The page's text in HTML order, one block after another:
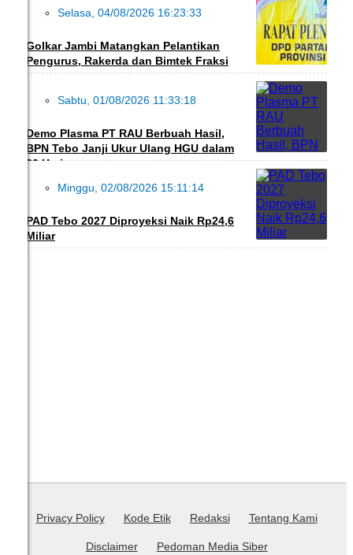
DAERAH
Selasa, 04/08/2026 16:23:33
Golkar Jambi Matangkan Pelantikan
Pengurus, Rakerda dan Bimtek Fraksi
DAERAH
Sabtu, 01/08/2026 11:33:18
Demo Plasma PT RAU Berbuah Hasil,
BPN Tebo Janji Ukur Ulang HGU dalam
30 Hari
DAERAH
Minggu, 02/08/2026 15:11:14
PAD Tebo 2027 Diproyeksi Naik Rp24,6
Miliar
Privacy Policy Kode Etik Redaksi Tentang Kami
Disclaimer Pedoman Media Siber